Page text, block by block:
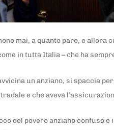
mai, a quanto pare, e allora
in tutta Italia – che ha
un anziano, si spaccia
e che aveva
del povero anziano confuso